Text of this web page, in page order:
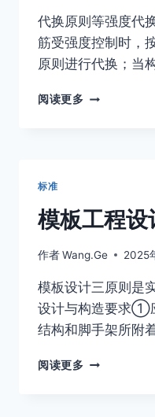
代换原则等强度代
筋受强度控制时，
原则进行代换；当
阅读更多 钢
标准
模板工程
作者Wang.Ge 2025
模板设计三原则是
设计与构造要求①
结构和脚手架所附
阅读更多